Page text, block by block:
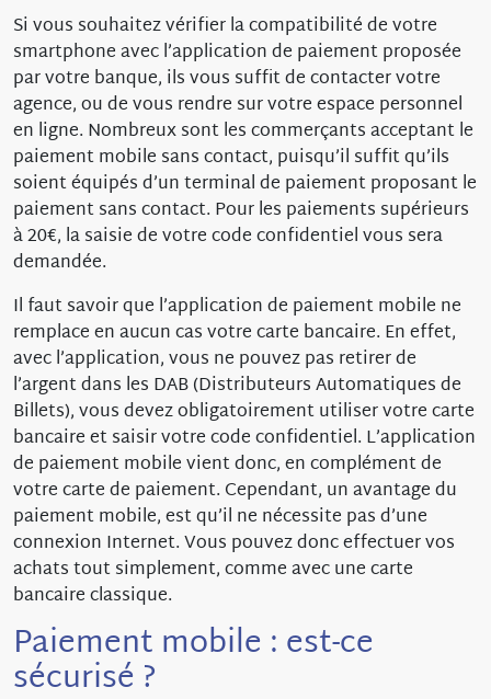
Si vous souhaitez vérifier la compatibilité de votre
smartphone avec l’application de paiement proposée
par votre banque, ils vous suffit de contacter votre
agence, ou de vous rendre sur votre espace personnel
en ligne. Nombreux sont les commerçants acceptant le
paiement mobile sans contact, puisqu’il suffit qu’ils
soient équipés d’un terminal de paiement proposant le
paiement sans contact. Pour les paiements supérieurs
à 20€, la saisie de votre code confidentiel vous sera
demandée.
Il faut savoir que l’application de paiement mobile ne
remplace en aucun cas votre carte bancaire. En effet,
avec l’application, vous ne pouvez pas retirer de
l’argent dans les DAB (Distributeurs Automatiques de
Billets), vous devez obligatoirement utiliser votre carte
bancaire et saisir votre code confidentiel. L’application
de paiement mobile vient donc, en complément de
votre carte de paiement. Cependant, un avantage du
paiement mobile, est qu’il ne nécessite pas d’une
connexion Internet. Vous pouvez donc effectuer vos
achats tout simplement, comme avec une carte
bancaire classique.
Paiement mobile : est-ce
sécurisé ?